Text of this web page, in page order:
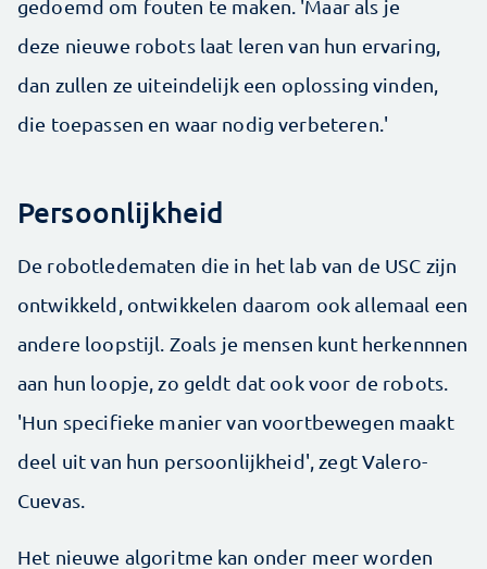
gedoemd om fouten te maken. 'Maar als je
deze nieuwe robots laat leren van hun ervaring,
dan zullen ze uiteindelijk een oplossing vinden,
die toepassen en waar nodig verbeteren.'
Persoonlijkheid
De robotledematen die in het lab van de USC zijn
ontwikkeld, ontwikkelen daarom ook allemaal een
andere loopstijl. Zoals je mensen kunt herkennnen
aan hun loopje, zo geldt dat ook voor de robots.
'Hun specifieke manier van voortbewegen maakt
deel uit van hun persoonlijkheid', zegt Valero-
Cuevas.
Het nieuwe algoritme kan onder meer worden